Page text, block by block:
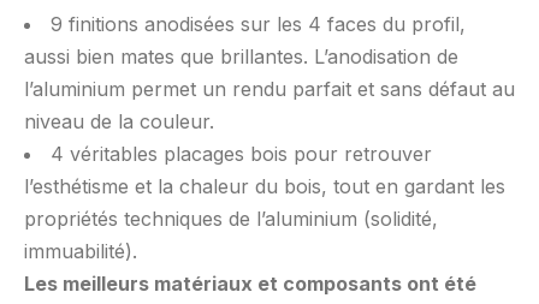
9 finitions anodisées sur les 4 faces du profil,
aussi bien mates que brillantes. L’anodisation de
l’aluminium permet un rendu parfait et sans défaut au
niveau de la couleur.
4 véritables placages bois pour retrouver
l’esthétisme et la chaleur du bois, tout en gardant les
propriétés techniques de l’aluminium (solidité,
immuabilité).
Les meilleurs matériaux et composants ont été